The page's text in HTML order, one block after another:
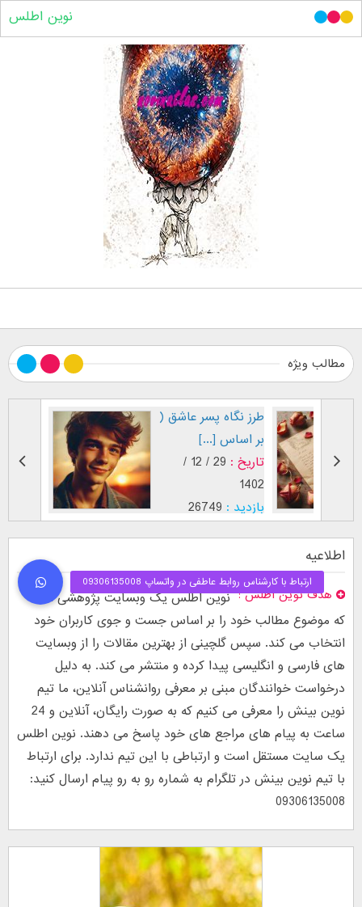
نوین اطلس
مطالب ویژه
تاریخ :
طرز نگاه پسر عاشق (
بر اساس [...]
تاریخ :
29 / 12 /
1402
بازدید : 26749
اطلاعیه
هدف نوین اطلس
نوین اطلس یک وبسایت پژوهشی است
که موضوع مطالب خود را بر اساس جست و جوی کاربران خود
انتخاب می کند. سپس گلچینی از بهترین مقالات را از وبسایت
های فارسی و انگلیسی پیدا کرده و منتشر می کند. به دلیل
درخواست خوانندگان مبنی بر معرفی روانشناس آنلاین، ما تیم
نوین بینش را معرفی می کنیم که به صورت رایگان، آنلاین و 24
ساعت به پیام های مراجع های خود پاسخ می دهند. نوین اطلس
یک سایت مستقل است و ارتباطی با این تیم ندارد. برای ارتباط
با تیم نوین بینش در تلگرام به شماره رو به رو پیام ارسال کنید:
09306135008